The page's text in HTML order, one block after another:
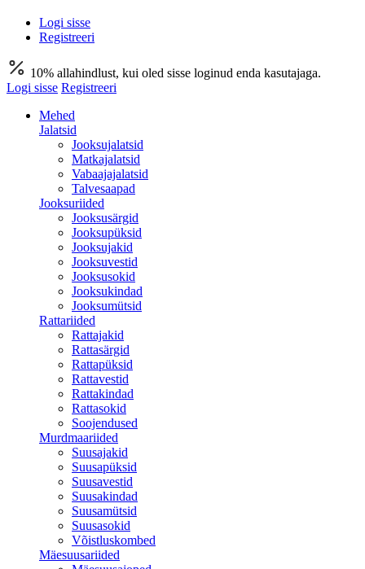
Logi sisse
Registreeri
10% allahindlust, kui oled sisse loginud enda kasutajaga.
Logi sisse Registreeri
Mehed
Jalatsid
Jooksujalatsid
Matkajalatsid
Vabaajajalatsid
Talvesaapad
Jooksuriided
Jooksusärgid
Jooksupüksid
Jooksujakid
Jooksuvestid
Jooksusokid
Jooksukindad
Jooksumütsid
Rattariided
Rattajakid
Rattasärgid
Rattapüksid
Rattavestid
Rattakindad
Rattasokid
Soojendused
Murdmaariided
Suusajakid
Suusapüksid
Suusavestid
Suusakindad
Suusamütsid
Suusasokid
Võistluskombed
Mäesuusariided